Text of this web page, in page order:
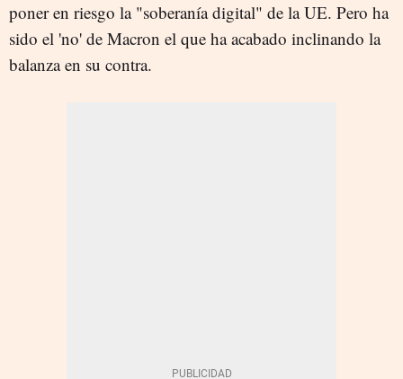
poner en riesgo la "soberanía digital" de la UE. Pero ha
sido el 'no' de Macron el que ha acabado inclinando la
balanza en su contra.